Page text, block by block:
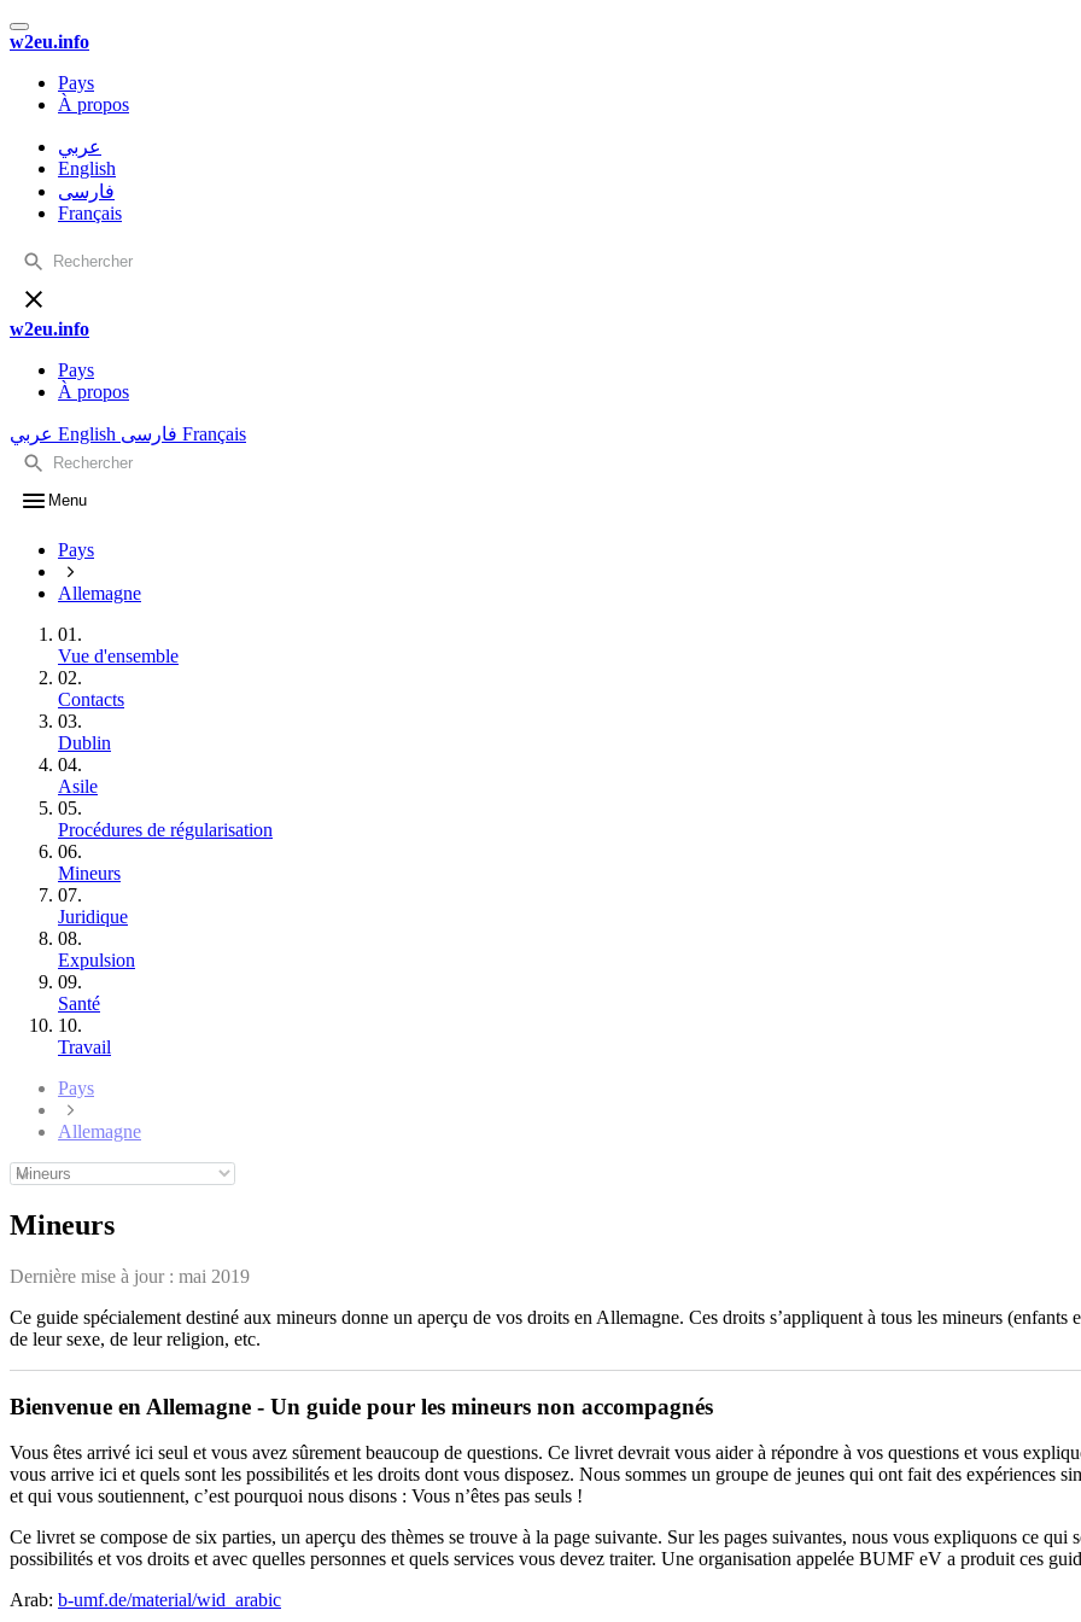
w2eu.info
Pays
À propos
عربي
English
فارسی
Français
w2eu.info
Pays
À propos
عربي English فارسی Français
Menu
Pays
Allemagne
01.
Vue d'ensemble
02.
Contacts
03.
Dublin
04.
Asile
05.
Procédures de régularisation
06.
Mineurs
07.
Juridique
08.
Expulsion
09.
Santé
10.
Travail
Pays
Allemagne
Mineurs
Dernière mise à jour : mai 2019
Ce guide spécialement destiné aux mineurs donne un aperçu de vos droits en Allemagne. Ces droits s’appliquent à tous les mineurs
de leur sexe, de leur religion, etc.
Bienvenue en Allemagne - Un guide pour les mineurs non accompagnés
Vous êtes arrivé ici seul et vous avez sûrement beaucoup de questions. Ce livret devrait vous aider à répondre à vos questions et vous
vous arrive ici et quels sont les possibilités et les droits dont vous disposez. Nous sommes un groupe de jeunes qui ont fait des expériences
et qui vous soutiennent, c’est pourquoi nous disons : Vous n’êtes pas seuls !
Ce livret se compose de six parties, un aperçu des thèmes se trouve à la page suivante. Sur les pages suivantes, nous vous expliquons ce
possibilités et vos droits et avec quelles personnes et quels services vous devez traiter. Une organisation appelée BUMF eV a produit ces
Arab: b-umf.de/material/wid_arabic